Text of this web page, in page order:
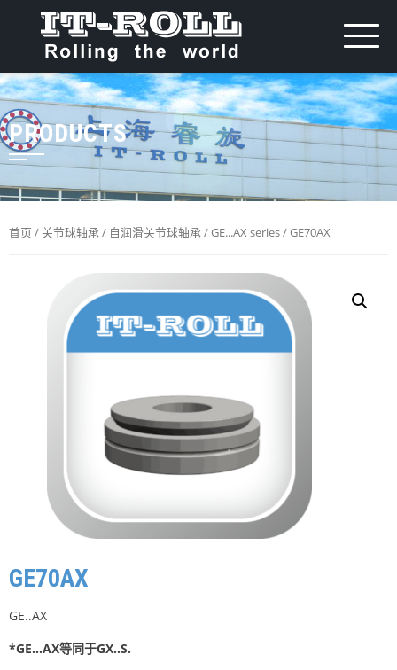
PRODUCTS
首页 / 关节球轴承/ 自润滑关节球轴承/GE...AX series/ GE70AX
GE70AX
GE..AX
*GE…AX等同于GX..S.